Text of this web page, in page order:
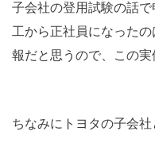
子会社の登用試験の話
工から正社員になった
報だと思うので、この実
ちなみにトヨタの子会社